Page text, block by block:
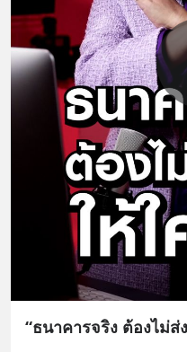
“ธนาคารจริง ต้องไม่ส่